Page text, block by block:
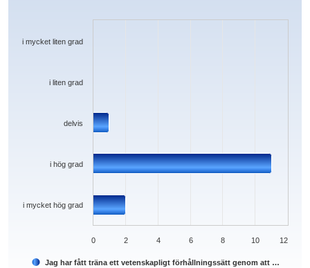
The chart has 1 X axis displaying categories.
Jag har fått träna ett vetenskapligt förhållningssätt genom att …
i mycket hög grad
i hög grad
delvis
i liten grad
i mycket liten grad
0 2 4 6 8 10 12